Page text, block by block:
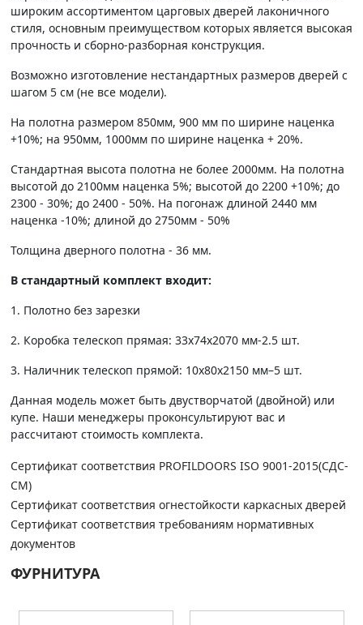
широким ассортиментом царговых дверей лаконичного
стиля, основным преимуществом которых является высокая
прочность и сборно-разборная конструкция.
Возможно изготовление нестандартных размеров дверей с
шагом 5 см (не все модели).
На полотна размером 850мм, 900 мм по ширине наценка
+10%; на 950мм, 1000мм по ширине наценка + 20%.
Стандартная высота полотна не более 2000мм. На полотна
высотой до 2100мм наценка 5%; высотой до 2200 +10%; до
2300 - 30%; до 2400 - 50%. На погонаж длиной 2440 мм
наценка -10%; длиной до 2750мм - 50%
Толщина дверного полотна - 36 мм.
В стандартный комплект входит:
1. Полотно без зарезки
2. Коробка телескоп прямая: 33х74х2070 мм-2.5 шт.
3. Наличник телескоп прямой: 10х80х2150 мм–5 шт.
Данная модель может быть двустворчатой (двойной) или
купе. Наши менеджеры проконсультируют вас и
рассчитают стоимость комплекта.
Сертификат соответствия PROFILDOORS ISO 9001-2015(СДС-
СМ)
Сертификат соответствия огнестойкости каркасных дверей
Сертификат соответствия требованиям нормативных
документов
ФУРНИТУРА